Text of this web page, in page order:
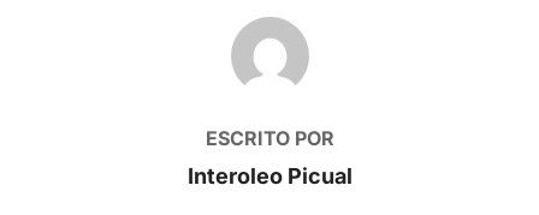
AUTOR DE LA PUBLICACIÓN
ESCRITO POR
Interoleo Picual